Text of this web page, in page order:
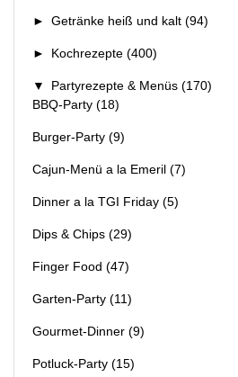
► Getränke heiß und kalt (94)
► Kochrezepte (400)
▼ Partyrezepte & Menüs (170)
BBQ-Party (18)
Burger-Party (9)
Cajun-Menü a la Emeril (7)
Dinner a la TGI Friday (5)
Dips & Chips (29)
Finger Food (47)
Garten-Party (11)
Gourmet-Dinner (9)
Potluck-Party (15)